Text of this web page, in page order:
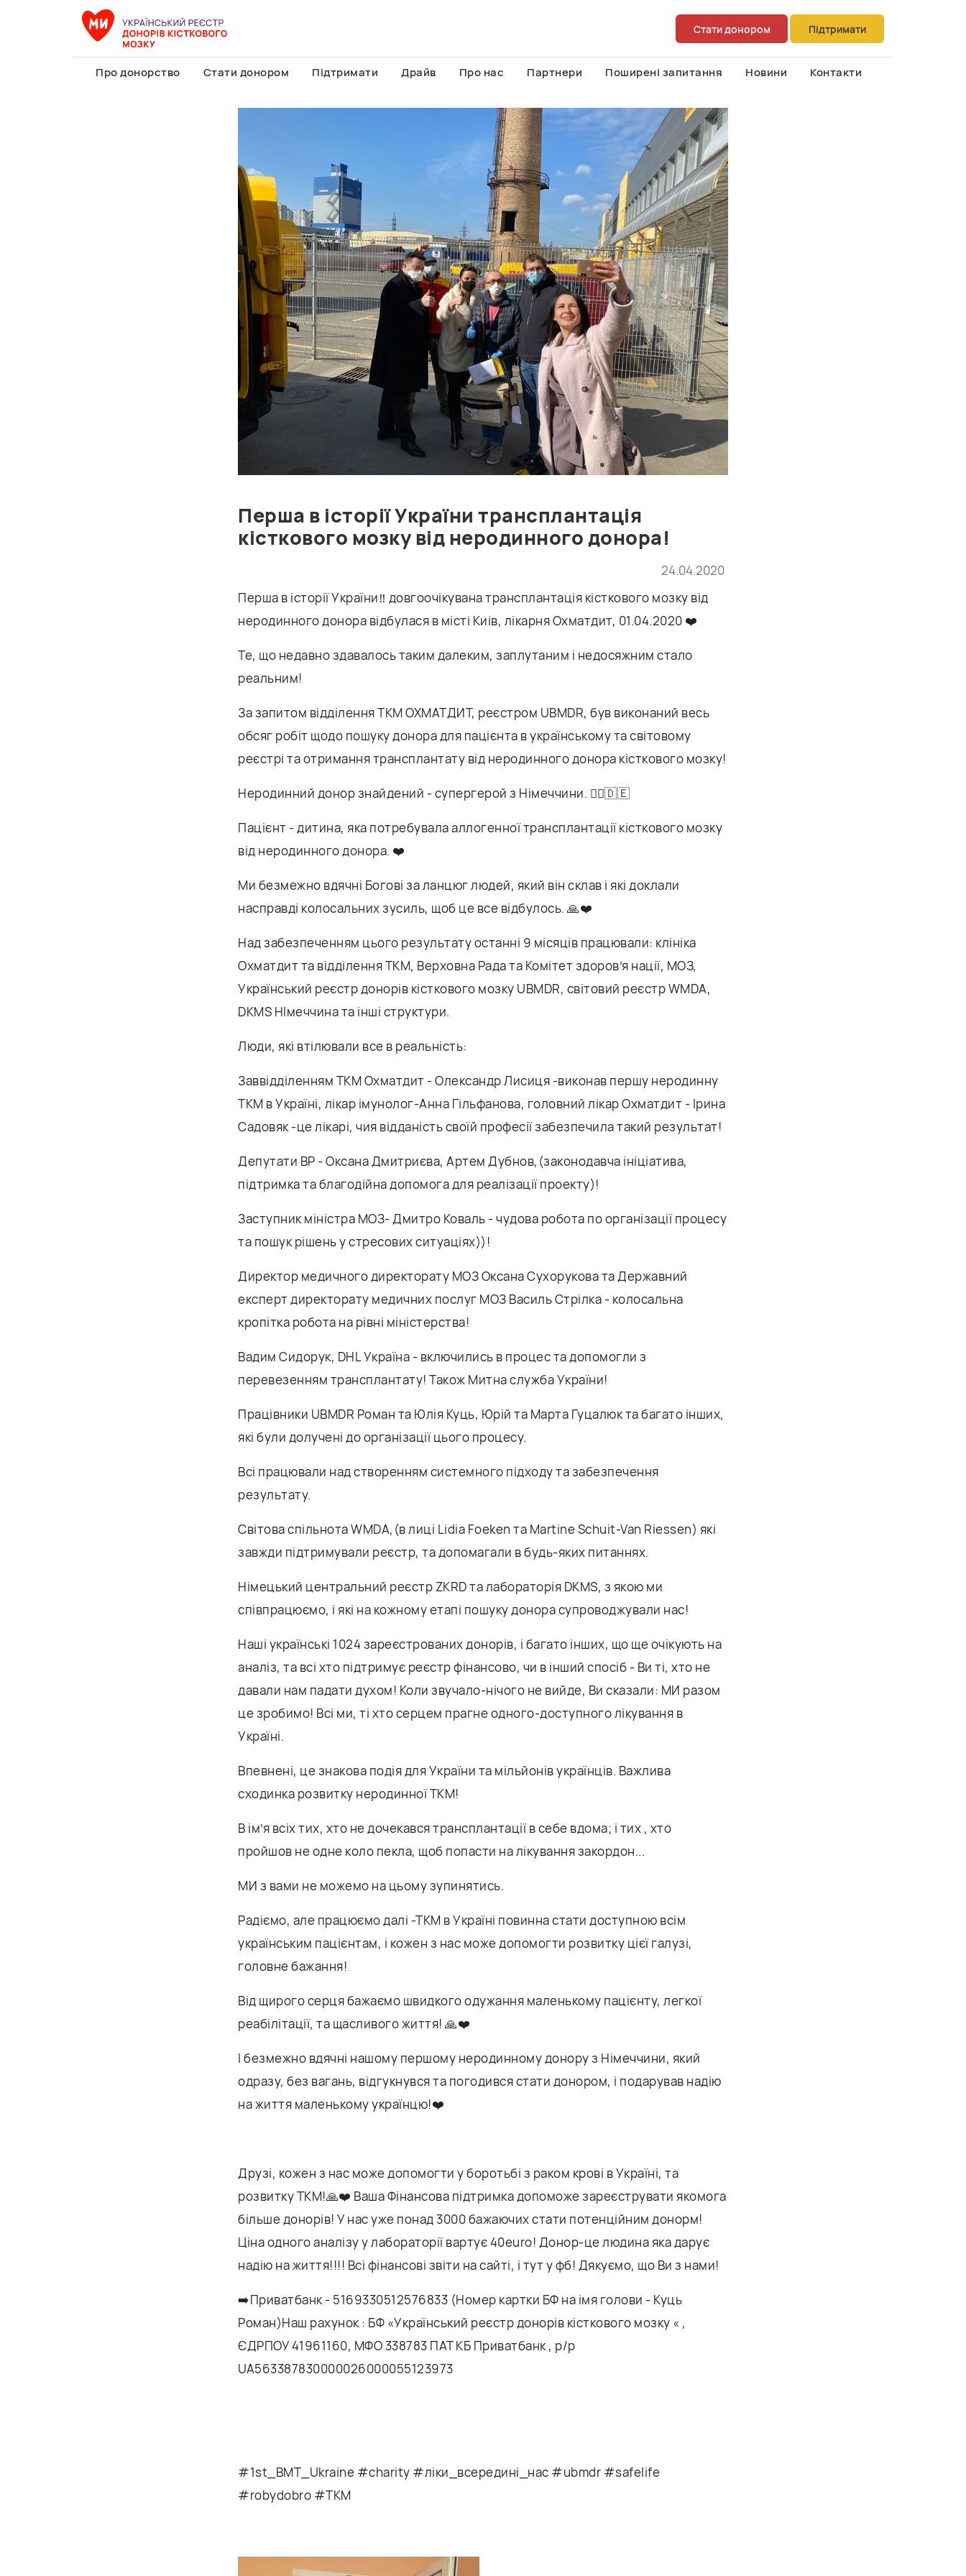
Стати донором Підтримати
Про донорство Стати донором Підтримати Драйв Про нас Партнери Поширені запитання Новини Контакти
Перша в історії України трансплантація
кісткового мозку від неродинного донора!
24.04.2020
Перша в історії України‼️ довгоочікувана трансплантація кісткового мозку від
неродинного донора відбулася в місті Киів, лікарня Охматдит, 01.04.2020 ❤️
Те, що недавно здавалось таким далеким, заплутаним і недосяжним стало
реальним!
За запитом відділення ТКМ ОХМАТДИТ, реєстром UBMDR, був виконаний весь
обсяг робіт щодо пошуку донора для пацієнта в українському та світовому
реєстрі та отримання трансплантату від неродинного донора кісткового мозку!
Неродинний донор знайдений - супергерой з Німеччини. 🦸‍♂️🇩🇪
Пацієнт - дитина, яка потребувала аллогенної трансплантації кісткового мозку
від неродинного донора. ❤️
Ми безмежно вдячні Богові за ланцюг людей, який він склав і які доклали
насправді колосальних зусиль, щоб це все відбулось. 🙏❤️
Над забезпеченням цього результату останні 9 місяців працювали: клініка
Охматдит та відділення ТКМ, Верховна Рада та Комітет здоров’я нації, МОЗ,
Український реєстр донорів кісткового мозку UBMDR, світовий реєстр WMDA,
DKMS НІмеччина та інші структури.
Люди, які втілювали все в реальність:
Заввідділенням ТКМ Охматдит - Олександр Лисиця -виконав першу неродинну
ТКМ в Україні, лікар імунолог-Анна Гільфанова, головний лікар Охматдит - Ірина
Садовяк -це лікарі, чия відданість своїй професії забезпечила такий результат!
Депутати ВР - Оксана Дмитриєва, Артем Дубнов,(законодавча ініціатива,
підтримка та благодійна допомога для реалізації проекту)!
Заступник міністра МОЗ- Дмитро Коваль - чудова робота по організації процесу
та пошук рішень у стресових ситуаціях))!
Директор медичного директорату МОЗ Оксана Сухорукова та Державний
експерт директорату медичних послуг МОЗ Василь Стрілка - колосальна
кропітка робота на рівні міністерства!
Вадим Сидорук, DHL Україна - включились в процес та допомогли з
перевезенням трансплантату! Також Митна служба України!
Працівники UBMDR Роман та Юлія Куць, Юрій та Марта Гуцалюк та багато інших,
які були долучені до організації цього процесу.
Всі працювали над створенням системного підходу та забезпечення
результату.
Світова спільнота WMDA,(в лиці Lidia Foeken та Martine Schuit-Van Riessen) які
завжди підтримували реєстр, та допомагали в будь-яких питаннях.
Німецький центральний реєстр ZKRD та лабораторія DKMS, з якою ми
співпрацюємо, і які на кожному етапі пошуку донора супроводжували нас!
Наші українські 1024 зареєстрованих донорів, і багато інших, що ще очікують на
аналіз, та всі хто підтримує реєстр фінансово, чи в інший спосіб - Ви ті, хто не
давали нам падати духом! Коли звучало-нічого не вийде, Ви сказали: МИ разом
це зробимо! Всі ми, ті хто серцем прагне одного-доступного лікування в
Україні.
Впевнені, це знакова подія для України та мільйонів українців. Важлива
сходинка розвитку неродинної ТКМ!
В ім’я всіх тих, хто не дочекався трансплантації в себе вдома; і тих , хто
пройшов не одне коло пекла, щоб попасти на лікування закордон...
МИ з вами не можемо на цьому зупинятись.
Радіємо, але працюємо далі -ТКМ в Україні повинна стати доступною всім
українським пацієнтам, і кожен з нас може допомогти розвитку цієї галузі,
головне бажання!
Від щирого серця бажаємо швидкого одужання маленькому пацієнту, легкої
реабілітації, та щасливого життя! 🙏❤️
І безмежно вдячні нашому першому неродинному донору з Німеччини, який
одразу, без вагань, відгукнувся та погодився стати донором, і подарував надію
на життя маленькому українцю!❤️
Друзі, кожен з нас може допомогти у боротьбі з раком крові в Україні, та
розвитку ТКМ!🙏❤️ Ваша Фінансова підтримка допоможе зареєструвати якомога
більше донорів! У нас уже понад 3000 бажаючих стати потенційним донорм!
Ціна одного аналізу у лабораторії вартує 40euro! Донор-це людина яка дарує
надію на життя!!!! Всі фінансові звіти на сайті, і тут у фб! Дякуємо, що Ви з нами!
➡️Приватбанк - 5169330512576833 (Номер картки БФ на імя голови - Куць
Роман)Наш рахунок : БФ «Український реєстр донорів кісткового мозку « ,
ЄДРПОУ 41961160, МФО 338783 ПАТ КБ Приватбанк , р/р
UA563387830000026000055123973
#1st_BMT_Ukraine #charity #ліки_всередині_нас #ubmdr #safelife
#robydobro #ТКМ